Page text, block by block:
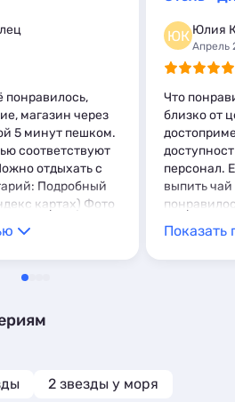
понравилось,
магазин через
5 минут пешком.
соответствуют
отдыхать с
Подробный
картах) Фото
не делала.
и
ЮК Юлия
Апрель
Что
близко от
персонал.
выпить
довольны!
Показать
2 звезды у моря